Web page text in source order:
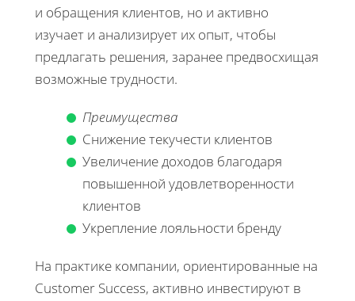
и обращения клиентов, но и активно
изучает и анализирует их опыт, чтобы
предлагать решения, заранее предвосхищая
возможные трудности.
Преимущества
Снижение текучести клиентов
Увеличение доходов благодаря
повышенной удовлетворенности
клиентов
Укрепление лояльности бренду
На практике компании, ориентированные на
Customer Success, активно инвестируют в